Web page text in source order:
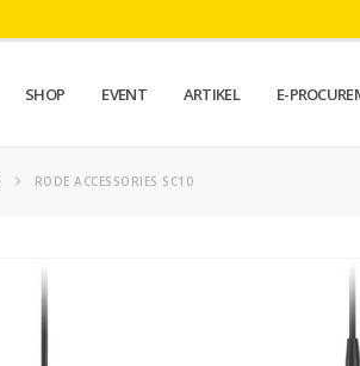
SHOP EVENT ARTIKEL E-
RODE ACCESSORIES SC10